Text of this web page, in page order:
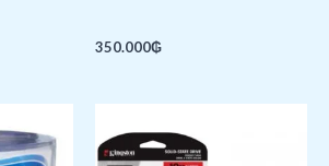
350.000₲